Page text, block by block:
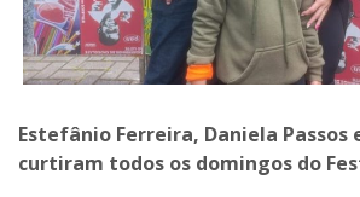
Estefânio Ferreira, Daniela Passos
curtiram todos os domingos do